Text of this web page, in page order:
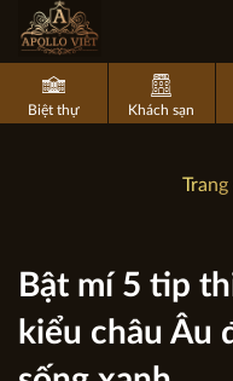
Biệt thự Khách sạn
Trang
Bật mí 5 tip
kiểu châu Âu